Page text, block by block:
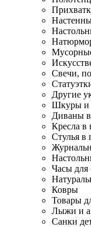
Свечи,
Другие
Шкуры и
Диваны
Кресла в
Стулья в
Часы для
Ковры
Товары
Лыжи и
Санки